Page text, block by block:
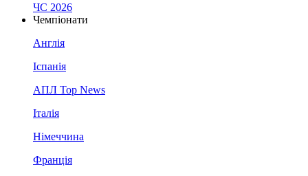
ЧС 2026
Чемпіонати
Англія
Іспанія
АПЛ Top News
Італія
Німеччина
Франція